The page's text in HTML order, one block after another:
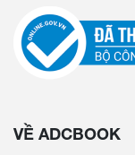
VỀ ADCBOOK